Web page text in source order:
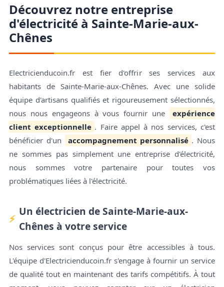
Découvrez notre entreprise
d'électricité à Sainte-Marie-aux-
Chênes
Electricienducoin.fr est fier d'offrir ses services aux
habitants de Sainte-Marie-aux-Chênes. Avec une solide
équipe d'artisans qualifiés et rigoureusement sélectionnés,
nous nous engageons à vous fournir une
expérience
client exceptionnelle . Faire appel à nos services, c'est
bénéficier d'un
accompagnement personnalisé . Nous
ne sommes pas simplement une entreprise d'électricité,
nous sommes votre partenaire pour toutes vos
problématiques liées à l'électricité.
Un électricien de Sainte-Marie-aux-
Chênes à votre service
Nos services sont conçus pour être accessibles à tous.
L'équipe d'Electricienducoin.fr s'engage à fournir un service
de qualité tout en maintenant des tarifs compétitifs. À tout